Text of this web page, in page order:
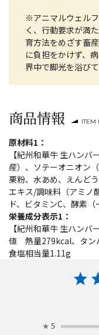
※アニマルウェル
く、行動要求が満
育方法をめざす畜
に負担をかけず、
界中で脚光を浴び
商品情報 ITEM
原材料1：
【紀州和華牛 生ハン
産）、ソテーオニオン
栗粉、水あめ、えんど
エキス/調味料（アミノ
ド、ビタミンC、酵素（
栄養成分表示1：
【紀州和華牛 生ハン
値 熱量279kcal、タン
食塩相当量1.11g
★ 5